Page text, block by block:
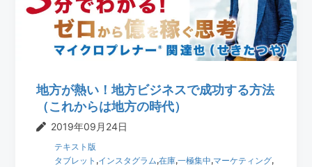
地方が熱い！地方ビジネスで成功する方法
（これからは地方の時代）
2019年09月24日
テキスト版
タブレット ,インスタグラム,在庫,一極集中,マーケティング,